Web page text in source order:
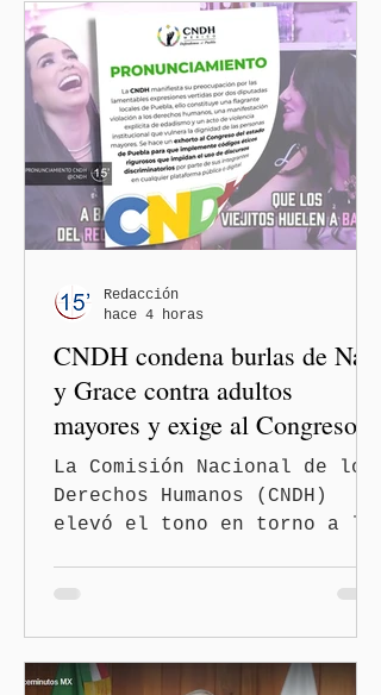
CNDH condena burlas de Nay
y Grace contra adultos
mayores y exige al Congreso
frenar discursos
discriminatorios
La Comisión Nacional de los
Derechos Humanos (CNDH)
elevó el tono en torno a la
Bojalil y Elvia Graciela
"Grace" Palomares Ramírez,
Redacción
hace 4 horas